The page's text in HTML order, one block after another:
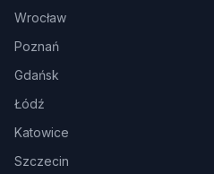
Wrocław
Poznań
Gdańsk
Łódź
Katowice
Szczecin